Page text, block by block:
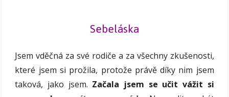
Sebeláska
Jsem vděčná za své rodiče a za všechny zkušenosti,
které jsem si prožila, protože právě díky nim jsem
taková, jako jsem. Začala jsem se učit vážit si